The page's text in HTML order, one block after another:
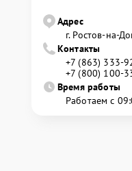
Адрес
г. Ростов-на-
Контакты
+7 (863) 333-
+7 (800) 100-
Время работы
Работаем с